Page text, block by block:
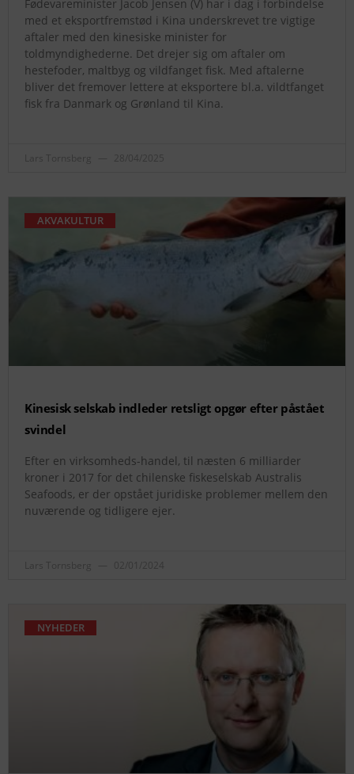
Fødevareminister Jacob Jensen (V) har i dag i forbindelse
med et eksportfremstød i Kina underskrevet tre vigtige
aftaler med den kinesiske minister for
toldmyndighederne. Det drejer sig om aftaler om
hestefoder, maltbyg og vildfanget fisk. Med aftalerne
bliver det fremover lettere at eksportere bl.a. vildtfanget
fisk fra Danmark og Grønland til Kina.
Lars Tornsberg 28/04/2025
AKVAKULTUR
Kinesisk selskab indleder retsligt opgør efter påstået
svindel
Efter en virksomheds-handel, til næsten 6 milliarder
kroner i 2017 for det chilenske fiskeselskab Australis
Seafoods, er der opstået juridiske problemer mellem den
nuværende og tidligere ejer.
Lars Tornsberg 02/01/2024
NYHEDER